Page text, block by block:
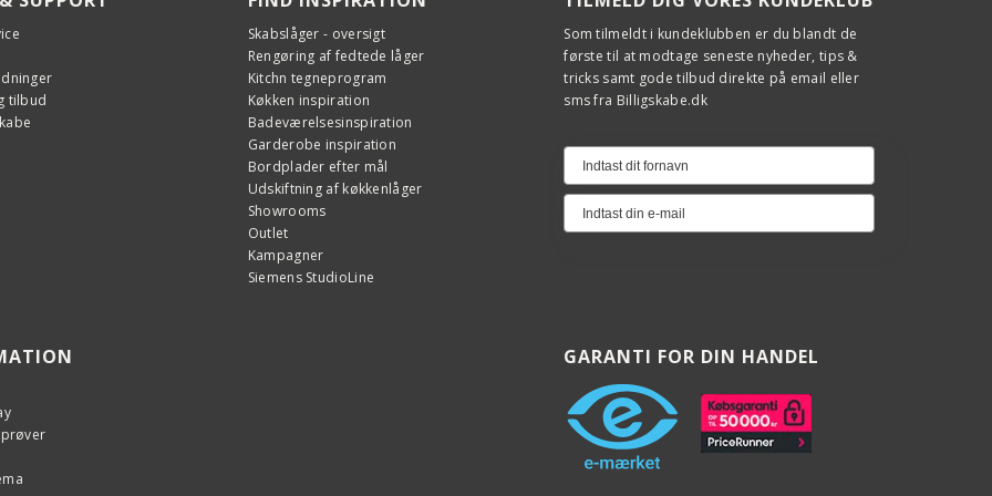
tilbud
Skabslåger - oversigt
Rengøring af fedtede låger
Kitchn tegneprogram
Køkken inspiration
Badeværelsesinspiration
Garderobe inspiration
Bordplader efter mål
Udskiftning af køkkenlåger
Showrooms
Outlet
Kampagner
Siemens StudioLine
Som tilmeldt i kundeklubben er du blandt de
første til at modtage seneste nyheder, tips &
tricks samt gode tilbud direkte på email eller
sms fra Billigskabe.dk
GARANTI FOR DIN HANDEL